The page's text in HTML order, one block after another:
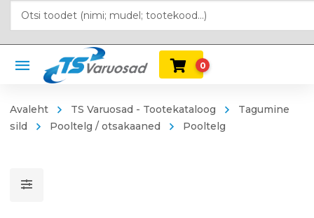
0
Avaleht TS Varuosad - Tootekataloog
Tagumine
sild
Pooltelg / otsakaaned Pooltelg